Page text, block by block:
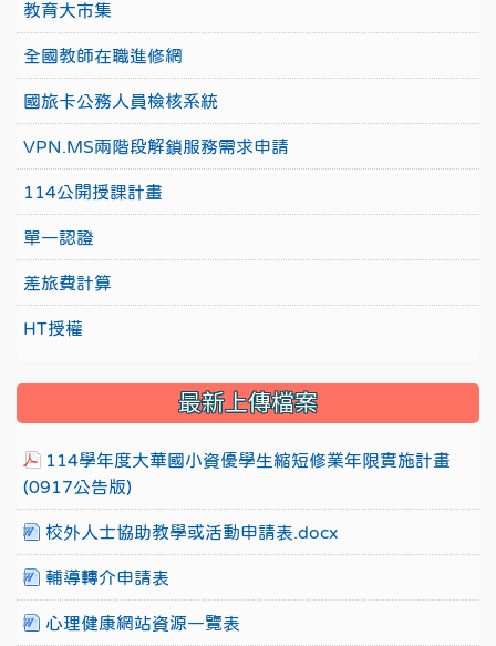
教育大市集
全國教師在職進修網
國旅卡公務人員檢核系統
VPN.MS兩階段解鎖服務需求申請
114公開授課計畫
單一認證
差旅費計算
HT授權
最新上傳檔案
114學年度大華國小資優學生縮短修業年限實施計畫
(0917公告版)
校外人士協助教學或活動申請表.docx
輔導轉介申請表
心理健康網站資源一覽表